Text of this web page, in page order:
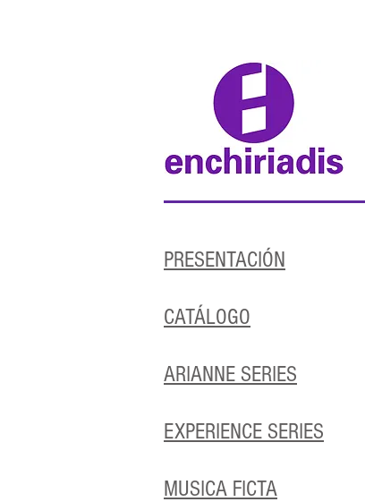
PRESENTACIÓN
CATÁLOGO
ARIANNE SERIES
EXPERIENCE SERIES
MUSICA FICTA